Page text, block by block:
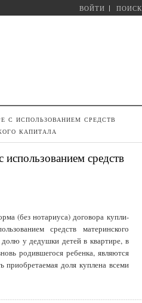
ВОЙТИ ПОИСК
с использованием средств
капитала
средств
(без нотариуса) договора купли-
средств материнского
у дедушки детей в квартире, в
родившегося ребенка, являются
приобретаемая доля куплена всеми